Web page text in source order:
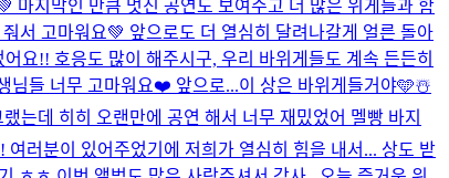
마지막인 만큼 멋진 공연도 보여주고 더 많은 위게들과 함
서 고마워요💚 앞으로도 더 열심히 달려나갈게 얼른 돌아
요!! 호응도 많이 해주시구, 우리 바위게들도 계속 든든히
님들 너무 고마워요❤️ 앞으로...이 상은 바위게들거야🩵☃️
는데 히히 오랜만에 공연 해서 너무 재밌었어 멜빵 바지
러분이 있어주었기에 저희가 열심히 힘을 내서... 상도 받